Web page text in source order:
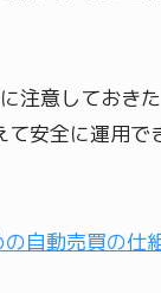
注意しておきた
て安全に運用で
自動売買の仕